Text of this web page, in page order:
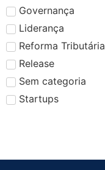
Governança
Liderança
Reforma Tributária
Release
Sem categoria
Startups